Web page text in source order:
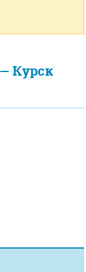
Курск